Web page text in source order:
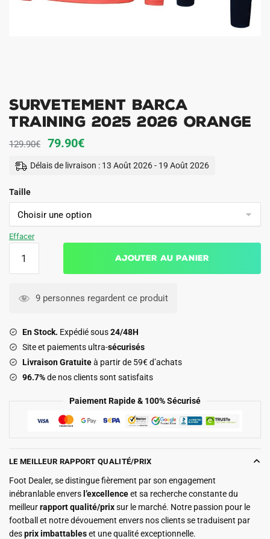
Survetement Barca
Training 2025 2026 Orange
129.90€
Le
prix
129.90€.
79.90€Le
79.90€.
Délais de livraison : 13 Août 2026 - 19 Août 2026
Taille
Effacer
Barca
2026
Orange
Ajouter au panier
9 personnes regardent ce produit
En Stock. Expédié sous24/48H
Site et paiements ultra-sécurisés
Livraison Gratuiteà partir de 59€ d’achats
96.7%de nos clients sont satisfaits
Paiement Rapide & 100% Sécurisé
LE MEILLEUR RAPPORT QUALITÉ/PRIX
Foot Dealer, se distingue fièrement par son engagement
inébranlable envers l’excellenceet sa recherche constante du
meilleurrapport qualité/prixsur le marché. Notre passion pour le
football et notre dévouement envers nos clients se traduisent par
desprix imbattableset une qualité exceptionnelle.